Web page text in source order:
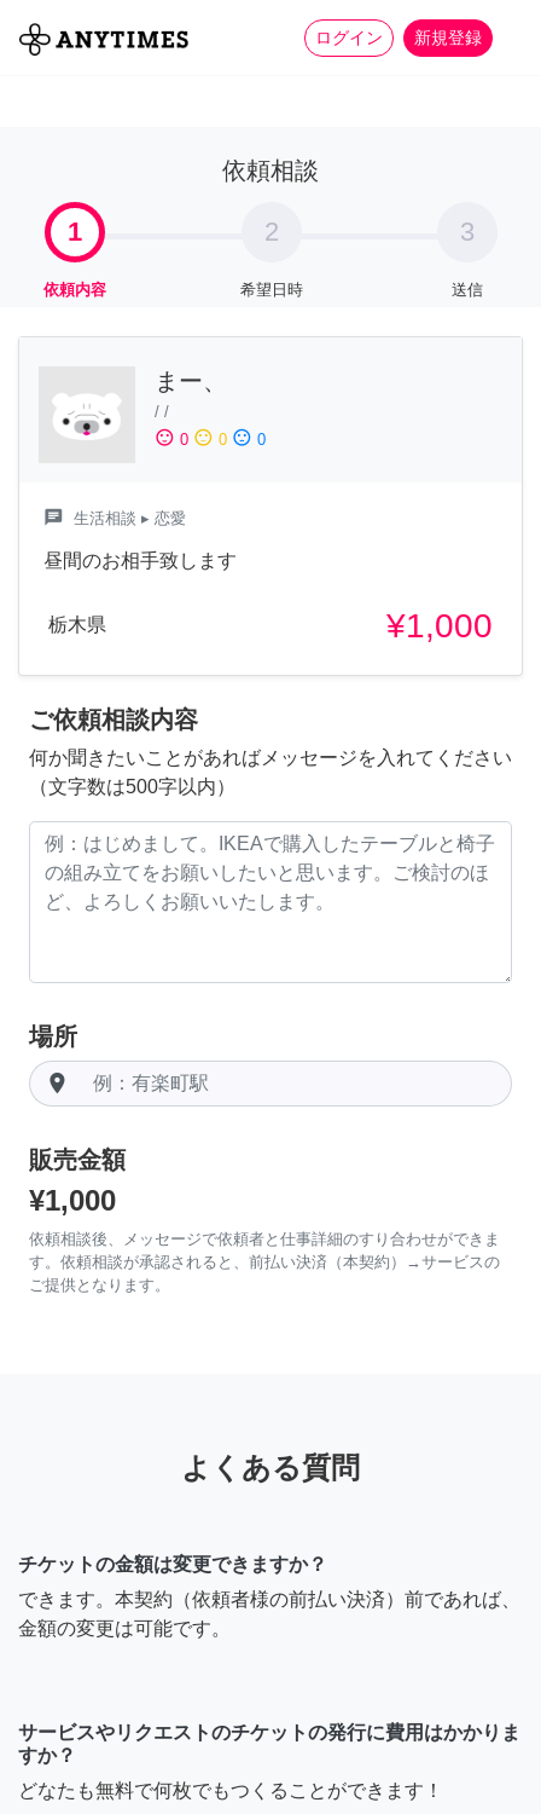
ログイン 新規登録
全て 家事 more_horiz
依頼相談
1
依頼内容
2
希望日時
3
送信
まー、
/ /
sentiment_satisfied 0 sentiment_neutral 0 sentiment_dissatisfied 0
chat 生活相談 ▸ 恋愛
昼間のお相手致します
栃木県 ¥1,000
ご依頼相談内容
何か聞きたいことがあればメッセージを入れてください
（文字数は500字以内）
場所
room
販売金額
¥1,000
依頼相談後、メッセージで依頼者と仕事詳細のすり合わせができま
す。依頼相談が承認されると、前払い決済（本契約）→サービスの
ご提供となります。
よくある質問
チケットの金額は変更できますか？
できます。本契約（依頼者様の前払い決済）前であれば、
金額の変更は可能です。
サービスやリクエストのチケットの発行に費用はかかりま
すか？
どなたも無料で何枚でもつくることができます！